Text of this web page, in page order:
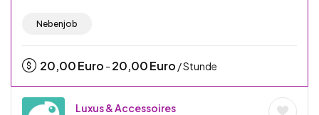
Nebenjob
20,00Euro - 20,00Euro / Stunde
Luxus & Accessoires